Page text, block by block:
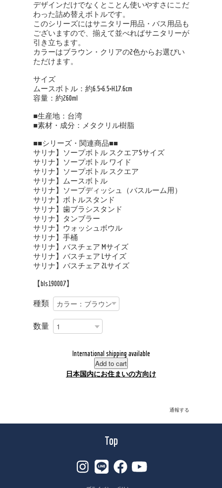
デザインだけでなくとことん使いやすさにこだ
わった詰め替えボトルです。
このシリーズにはサニタリー用品・バス用品も
ございますので、揃えて並べればサニタリーが
引き立ちます。
カラーはブラウン・クリアの2色からお選びい
ただけます。
サイズ
ムースボトル：約6.5×6.5×H17.6cm
容量：約260ml
■生産地：台湾
■素材・成分：メタクリル樹脂
■■シリーズ・関連商品■■
サリナ】ソープボトル スクエアSサイズ
サリナ】ソープボトル ワイド
サリナ】ソープボトル スクエア
サリナ】ムースボトル
サリナ】ソープディッシュ（バスルーム用）
サリナ】ボトルスタンド
サリナ】歯ブラシスタンド
サリナ】タンブラー
サリナ】ウォッシュボウル
サリナ】手桶
サリナ】バスチェア Mサイズ
サリナ】バスチェア Lサイズ
サリナ】バスチェア 2Lサイズ
【bls190007】
種類
数量
International shipping available
Add to cart
日本国内にお住まいの方向け
通報する
Top